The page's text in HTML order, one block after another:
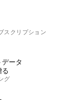
スクリプション
ータ
る
グ